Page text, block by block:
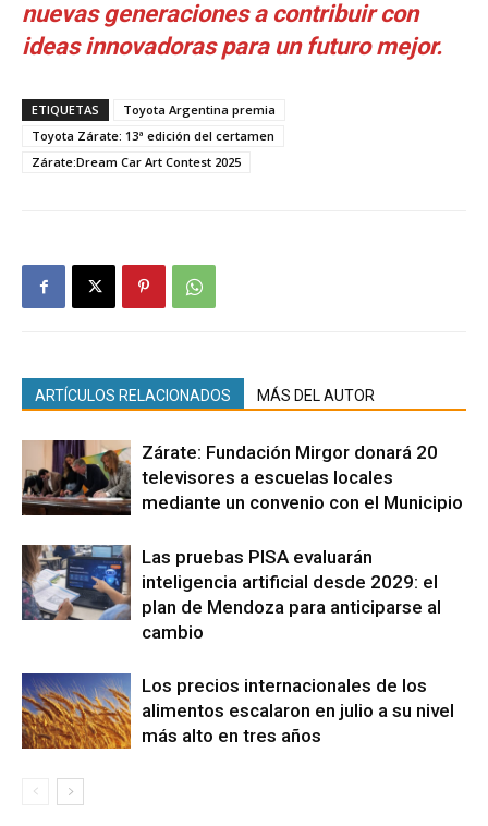
nuevas generaciones a contribuir con
ideas innovadoras para un futuro mejor.
ETIQUETAS
Toyota Argentina premia
Toyota Zárate: 13ª edición del certamen
Zárate:Dream Car Art Contest 2025
ARTÍCULOS RELACIONADOS MÁS DEL AUTOR
Zárate: Fundación Mirgor donará 20
televisores a escuelas locales
mediante un convenio con el Municipio
Las pruebas PISA evaluarán
inteligencia artificial desde 2029: el
plan de Mendoza para anticiparse al
cambio
Los precios internacionales de los
alimentos escalaron en julio a su nivel
más alto en tres años